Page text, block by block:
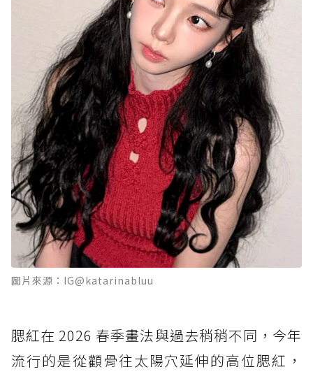
圖片來源：IG@katarinabluu
腮紅在 2026 春季畫法與過去稍稍不同，今年
流行的是從顴骨往太陽穴延伸的高位腮紅，